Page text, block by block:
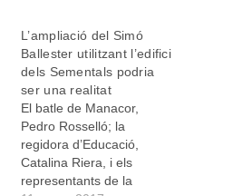
L’ampliació del Simó
Ballester utilitzant l’edifici
dels Sementals podria
ser una realitat
El batle de Manacor,
Pedro Rosselló; la
regidora d’Educació,
Catalina Riera, i els
representants de la